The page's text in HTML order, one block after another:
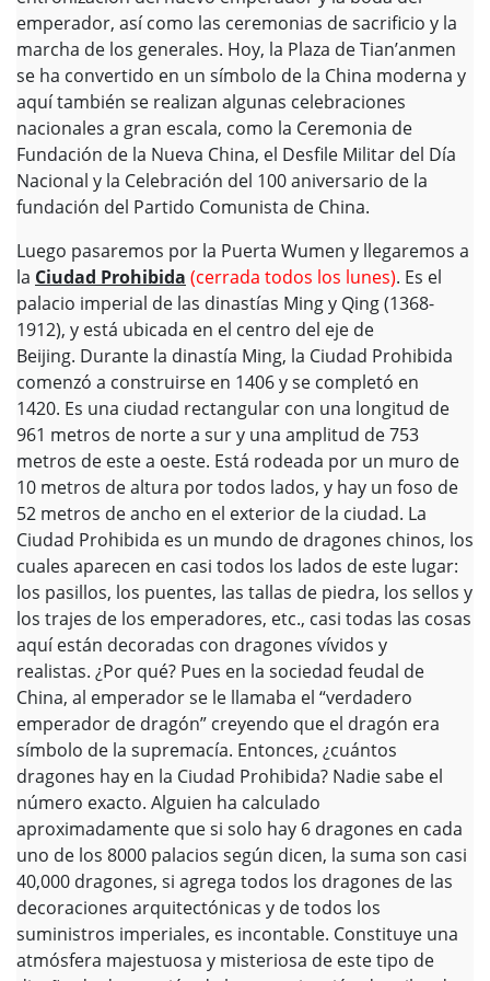
emperador, así como las ceremonias de sacrificio y la
marcha de los generales. Hoy, la Plaza de Tian’anmen
se ha convertido en un símbolo de la China moderna y
aquí también se realizan algunas celebraciones
nacionales a gran escala, como la Ceremonia de
Fundación de la Nueva China, el Desfile Militar del Día
Nacional y la Celebración del 100 aniversario de la
fundación del Partido Comunista de China.
Luego pasaremos por la Puerta Wumen y llegaremos a
la Ciudad Prohibida (cerrada todos los lunes). Es el
palacio imperial de las dinastías Ming y Qing (1368-
1912), y está ubicada en el centro del eje de
Beijing. Durante la dinastía Ming, la Ciudad Prohibida
comenzó a construirse en 1406 y se completó en
1420. Es una ciudad rectangular con una longitud de
961 metros de norte a sur y una amplitud de 753
metros de este a oeste. Está rodeada por un muro de
10 metros de altura por todos lados, y hay un foso de
52 metros de ancho en el exterior de la ciudad. La
Ciudad Prohibida es un mundo de dragones chinos, los
cuales aparecen en casi todos los lados de este lugar:
los pasillos, los puentes, las tallas de piedra, los sellos y
los trajes de los emperadores, etc., casi todas las cosas
aquí están decoradas con dragones vívidos y
realistas. ¿Por qué? Pues en la sociedad feudal de
China, al emperador se le llamaba el “verdadero
emperador de dragón” creyendo que el dragón era
símbolo de la supremacía. Entonces, ¿cuántos
dragones hay en la Ciudad Prohibida? Nadie sabe el
número exacto. Alguien ha calculado
aproximadamente que si solo hay 6 dragones en cada
uno de los 8000 palacios según dicen, la suma son casi
40,000 dragones, si agrega todos los dragones de las
decoraciones arquitectónicas y de todos los
suministros imperiales, es incontable. Constituye una
atmósfera majestuosa y misteriosa de este tipo de